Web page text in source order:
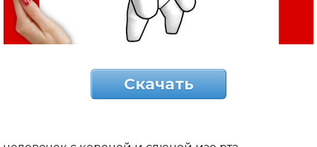
Скачать